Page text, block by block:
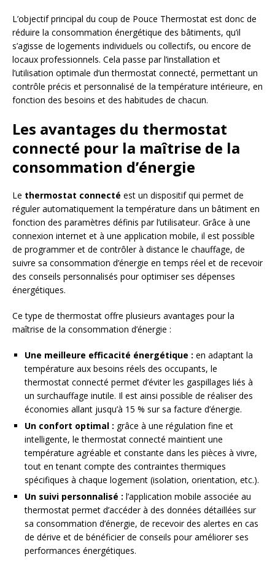
L’objectif principal du coup de Pouce Thermostat est donc de
réduire la consommation énergétique des bâtiments, qu’il
s’agisse de logements individuels ou collectifs, ou encore de
locaux professionnels. Cela passe par l’installation et
l’utilisation optimale d’un thermostat connecté, permettant un
contrôle précis et personnalisé de la température intérieure, en
fonction des besoins et des habitudes de chacun.
Les avantages du thermostat
connecté pour la maîtrise de la
consommation d’énergie
Le thermostat connecté est un dispositif qui permet de
réguler automatiquement la température dans un bâtiment en
fonction des paramètres définis par l’utilisateur. Grâce à une
connexion internet et à une application mobile, il est possible
de programmer et de contrôler à distance le chauffage, de
suivre sa consommation d’énergie en temps réel et de recevoir
des conseils personnalisés pour optimiser ses dépenses
énergétiques.
Ce type de thermostat offre plusieurs avantages pour la
maîtrise de la consommation d’énergie :
Une meilleure efficacité énergétique : en adaptant la
température aux besoins réels des occupants, le
thermostat connecté permet d’éviter les gaspillages liés à
un surchauffage inutile. Il est ainsi possible de réaliser des
économies allant jusqu’à 15 % sur sa facture d’énergie.
Un confort optimal : grâce à une régulation fine et
intelligente, le thermostat connecté maintient une
température agréable et constante dans les pièces à vivre,
tout en tenant compte des contraintes thermiques
spécifiques à chaque logement (isolation, orientation, etc.).
Un suivi personnalisé : l’application mobile associée au
thermostat permet d’accéder à des données détaillées sur
sa consommation d’énergie, de recevoir des alertes en cas
de dérive et de bénéficier de conseils pour améliorer ses
performances énergétiques.